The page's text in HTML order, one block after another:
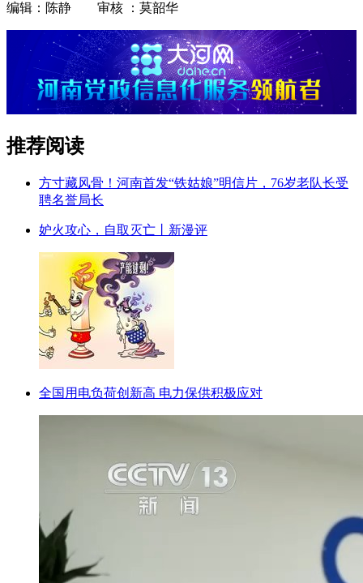
编辑：陈静 审核 ：莫韶华
推荐阅读
方寸藏风骨！河南首发“铁姑娘”明信片，76岁老队长受
聘名誉局长
妒火攻心，自取灭亡丨新漫评
全国用电负荷创新高 电力保供积极应对